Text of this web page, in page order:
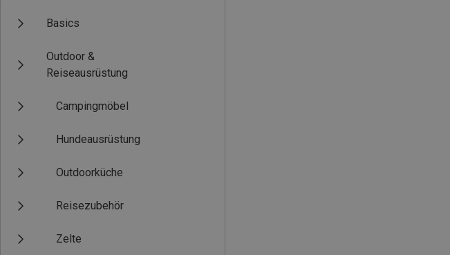
Basics
Outdoor &
Reiseausrüstung
Campingmöbel
Hundeausrüstung
Outdoorküche
Reisezubehör
Zelte